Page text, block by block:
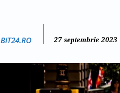
BIT24.RO 27 septembrie 2023